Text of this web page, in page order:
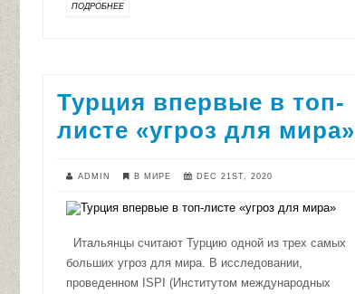
ПОДРОБНЕЕ
Турция впервые в топ-
листе «угроз для мира»
ADMIN В МИРЕ DEC 21ST, 2020
Итальянцы считают Турцию одной из трех самых
больших угроз для мира. В исследовании,
проведенном ISPI (Институтом международных